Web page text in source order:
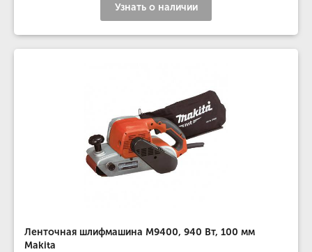
Узнать о наличии
Ленточная шлифмашина M9400, 940 Вт, 100 мм
Makita